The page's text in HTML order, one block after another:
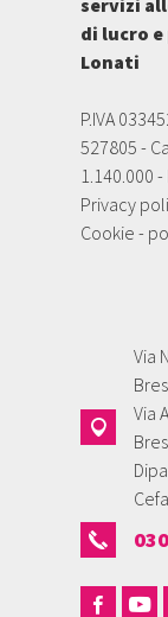
servizi
di lucro e
Lonati
P.IVA
527805 -
1.140.000 -
Privacy
Cookie -
Via
Via